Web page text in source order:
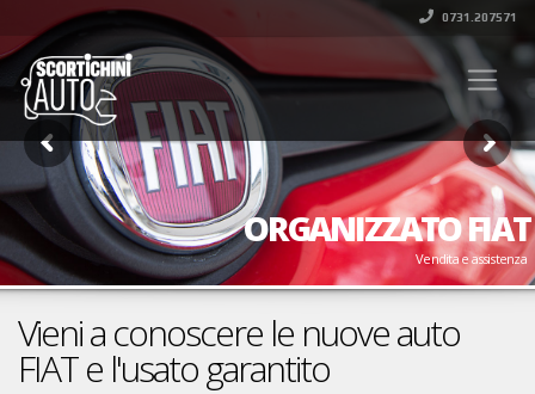
0731.207571
ORGANIZZATO FIAT
Vendita e assistenza
Vieni a conoscere le nuove auto
FIAT e l'usato garantito